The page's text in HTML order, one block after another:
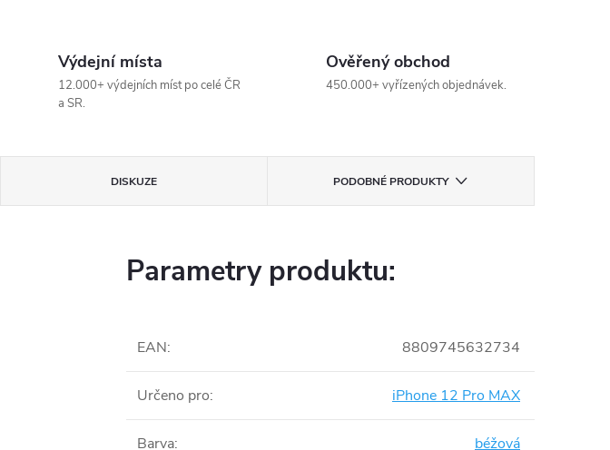
Výdejní místa
12.000+ výdejních míst po celé ČR
a SR.
Ověřený obchod
450.000+ vyřízených objednávek.
DISKUZE PODOBNÉ PRODUKTY
Parametry produktu:
EAN: 8809745632734
Určeno pro: iPhone 12 Pro MAX
Barva: béžová